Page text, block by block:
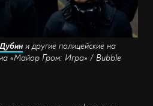
и другие полицейские на
«Майор Гром: Игра» / Bubble